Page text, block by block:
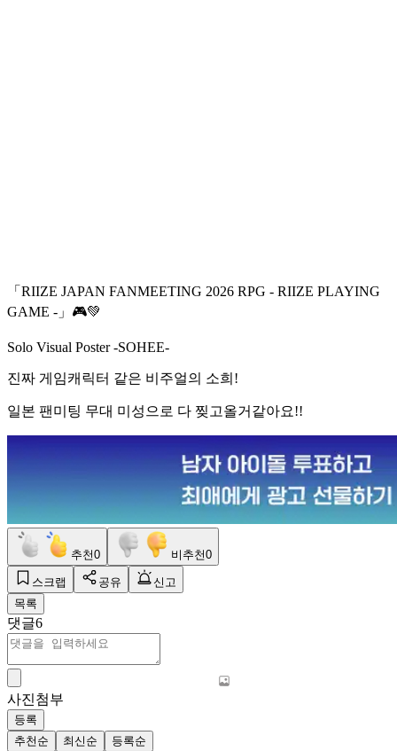
「RIIZE JAPAN FANMEETING 2026 RPG - RIIZE PLAYING
GAME -」🎮💚
Solo Visual Poster -SOHEE-
진짜 게임캐릭터 같은 비주얼의 소희!
일본 팬미팅 무대 미성으로 다 찢고올거같아요!!
추천0 비추천0
스크랩 공유
신고
목록
댓글6
사진첨부
등록
추천순
최신순 등록순